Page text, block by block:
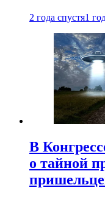
2 года спустя1
В
о тайной